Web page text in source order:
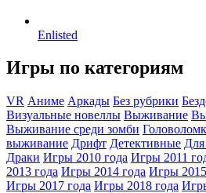
Enlisted
Игры по категориям
VR Аниме Аркады Без рубрики
Визуальные новеллы Выживание
Выживание среди зомби
выживание Дрифт Детективные Для
Драки Игры 2010 года Игры 2011
2013 года Игры 2014 года Игры
Игры 2017 года Игры 2018 года